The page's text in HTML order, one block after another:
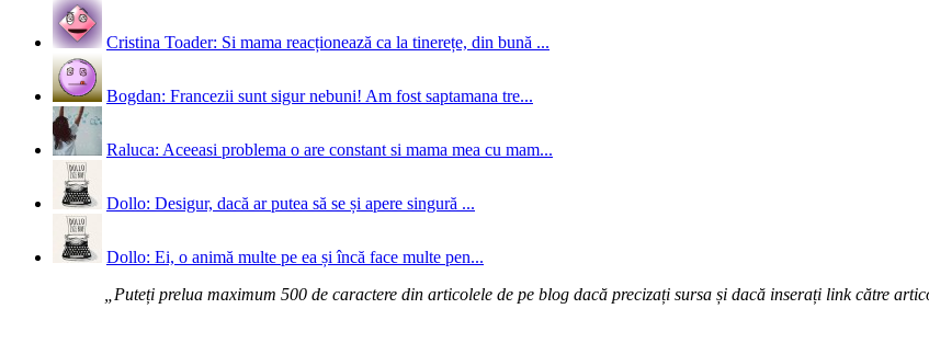
Cristina Toader: Si mama reacționează ca la tinerețe, din bună ...
Bogdan: Francezii sunt sigur nebuni! Am fost saptamana tre...
Raluca: Aceeasi problema o are constant si mama mea cu mam...
Dollo: Desigur, dacă ar putea să se și apere singură ...
Dollo: Ei, o animă multe pe ea și încă face multe pen...
„Puteți prelua maximum 500 de caractere din articolele de pe blog dacă precizați sursa și dacă inserați link către